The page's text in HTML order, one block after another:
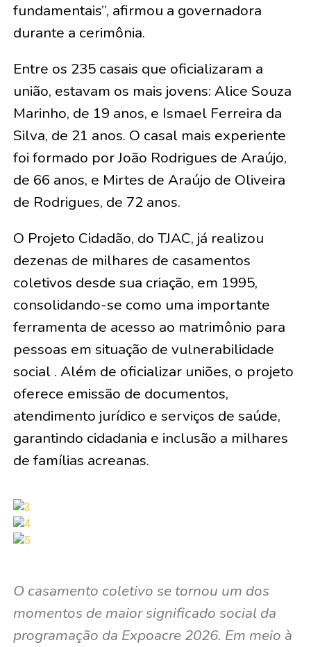
fundamentais”, afirmou a governadora
durante a cerimônia.
Entre os 235 casais que oficializaram a
união, estavam os mais jovens: Alice Souza
Marinho, de 19 anos, e Ismael Ferreira da
Silva, de 21 anos. O casal mais experiente
foi formado porJoão Rodrigues de Araújo,
de 66 anos, e Mirtes de Araújo de Oliveira
de Rodrigues, de 72 anos.
O Projeto Cidadão, do TJAC, já realizou
dezenas de milhares de casamentos
coletivos desde sua criação, em 1995,
consolidando-se como uma importante
ferramenta de acesso ao matrimônio para
pessoas em situação de vulnerabilidade
social . Além de oficializar uniões, o projeto
oferece emissão de documentos,
atendimento jurídico e serviços de saúde,
garantindo cidadania e inclusão a milhares
de famílias acreanas.
O casamento coletivo se tornou um dos
momentos de maior significado social da
programação da Expoacre 2026. Em meio à